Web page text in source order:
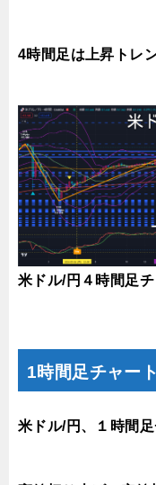
4時間足は上昇トレ
米ドル/円４時間足チ
1時間足チャート
米ドル/円、１時間